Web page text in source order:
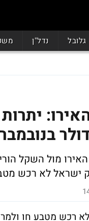
גלובל נדל"ן
ישראל לא רכש